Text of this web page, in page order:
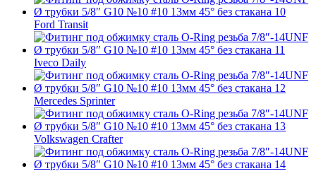
Ford Transit
Iveco Daily
Mercedes Sprinter
Volkswagen Crafter